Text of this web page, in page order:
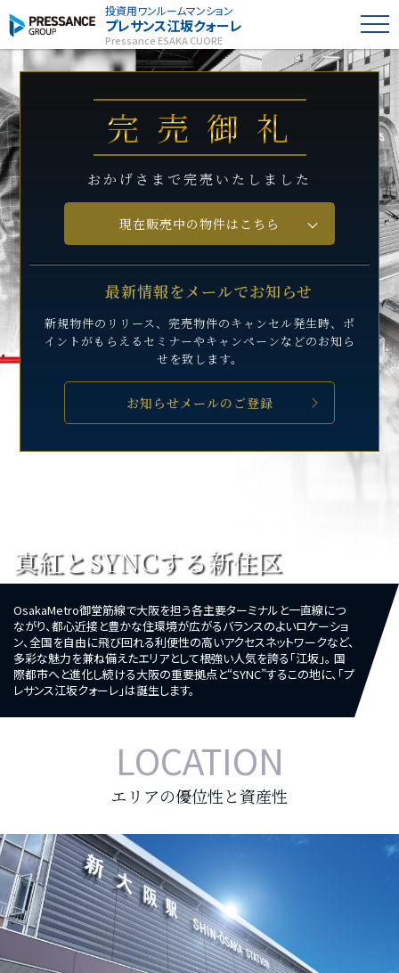
投資用ワンルームマンション
プレサンス江坂クォーレ
Pressance ESAKA CUORE
完売御礼
おかげさまで完売いたしました
最新情報をメールでお知らせ
新規物件のリリース、完売物件のキャンセル発生時、 ポ
イントがもらえるセミナーやキャンペーンなどのお知ら
せを致します。
お知らせメールのご登録
現在販売中の物件はこちら
真紅とSYNCする新住区
OsakaMetro御堂筋線で大阪を担う各主要ターミナルと一直線につ
ながり、都心近接と豊かな住環境が広がるバランスのよいロケーショ
ン、全国を自由に飛び回れる利便性の高いアクセスネットワークなど、
多彩な魅力を兼ね備えたエリアとして根強い人気を誇る「江坂」。 国
際都市へと進化し続ける大阪の重要拠点と“SYNC”するこの地に、「プ
レサンス江坂クォーレ」は誕生します。
LOCATION
エリアの優位性と資産性